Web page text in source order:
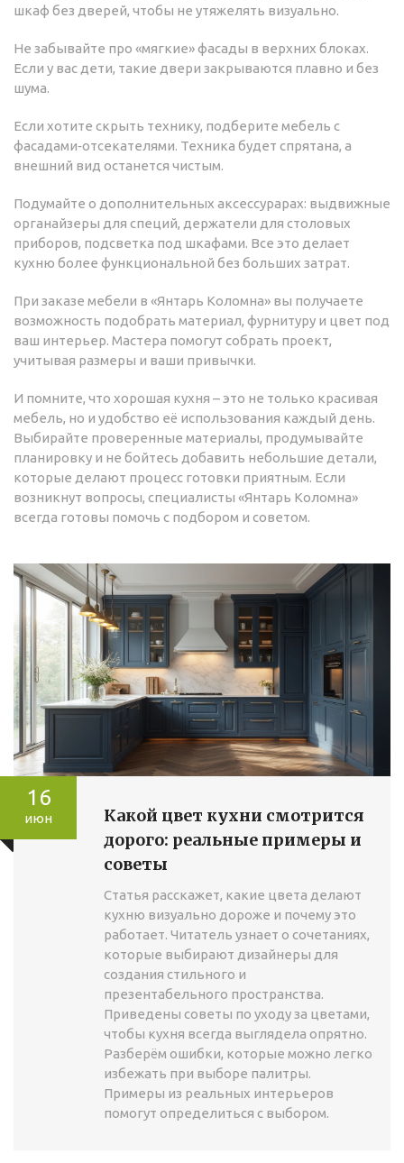
шкаф без дверей, чтобы не утяжелять визуально.
Не забывайте про «мягкие» фасады в верхних блоках.
Если у вас дети, такие двери закрываются плавно и без
шума.
Если хотите скрыть технику, подберите мебель с
фасадами‑отсекателями. Техника будет спрятана, а
внешний вид останется чистым.
Подумайте о дополнительных аксессурарах: выдвижные
органайзеры для специй, держатели для столовых
приборов, подсветка под шкафами. Все это делает
кухню более функциональной без больших затрат.
При заказе мебели в «Янтарь Коломна» вы получаете
возможность подобрать материал, фурнитуру и цвет под
ваш интерьер. Мастера помогут собрать проект,
учитывая размеры и ваши привычки.
И помните, что хорошая кухня – это не только красивая
мебель, но и удобство её использования каждый день.
Выбирайте проверенные материалы, продумывайте
планировку и не бойтесь добавить небольшие детали,
которые делают процесс готовки приятным. Если
возникнут вопросы, специалисты «Янтарь Коломна»
всегда готовы помочь с подбором и советом.
16
июн
Какой цвет кухни смотрится
дорого: реальные примеры и
советы
Статья расскажет, какие цвета делают
кухню визуально дороже и почему это
работает. Читатель узнает о сочетаниях,
которые выбирают дизайнеры для
создания стильного и
презентабельного пространства.
Приведены советы по уходу за цветами,
чтобы кухня всегда выглядела опрятно.
Разберём ошибки, которые можно легко
избежать при выборе палитры.
Примеры из реальных интерьеров
помогут определиться с выбором.